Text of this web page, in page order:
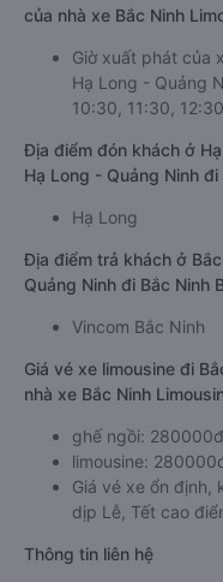
Giờ xuất phát xe
của nhà xe Bắc Ninh
Giờ xuất phát của
Hạ Long - Quảng
Hạ Long - Quảng Ninh
Quảng Ninh đi Bắc Ninh
Giá vé xe limousine đi
nhà xe Bắc Ninh
ghế ngồi:
limousine: